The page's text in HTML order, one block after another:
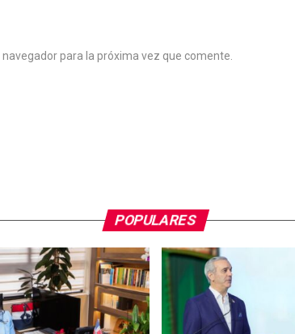
para la próxima vez que comente.
POPULARES